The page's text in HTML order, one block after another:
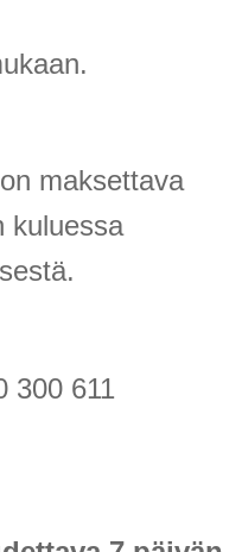
maksettava
kuluessa
300 611